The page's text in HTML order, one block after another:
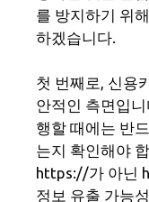
를 방지하기 위
하겠습니다.
첫 번째로, 신용
안적인 측면입
행할 때에는 반
는지 확인해야
https://가 아닌
정보 유출 가능